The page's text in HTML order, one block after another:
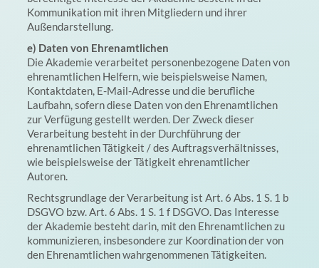
Kommunikation mit ihren Mitgliedern und ihrer
Außendarstellung.
e) Daten von Ehrenamtlichen
Die Akademie verarbeitet personenbezogene Daten von
ehrenamtlichen Helfern, wie beispielsweise Namen,
Kontaktdaten, E-Mail-Adresse und die berufliche
Laufbahn, sofern diese Daten von den Ehrenamtlichen
zur Verfügung gestellt werden. Der Zweck dieser
Verarbeitung besteht in der Durchführung der
ehrenamtlichen Tätigkeit / des Auftragsverhältnisses,
wie beispielsweise der Tätigkeit ehrenamtlicher
Autoren.
Rechtsgrundlage der Verarbeitung ist Art. 6 Abs. 1 S. 1 b
DSGVO bzw. Art. 6 Abs. 1 S. 1 f DSGVO. Das Interesse
der Akademie besteht darin, mit den Ehrenamtlichen zu
kommunizieren, insbesondere zur Koordination der von
den Ehrenamtlichen wahrgenommenen Tätigkeiten.